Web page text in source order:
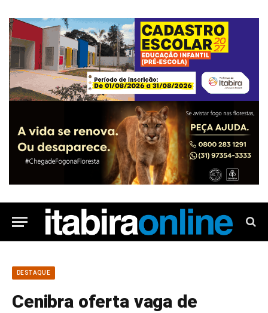
DESTAQUE
Cenibra oferta vaga de